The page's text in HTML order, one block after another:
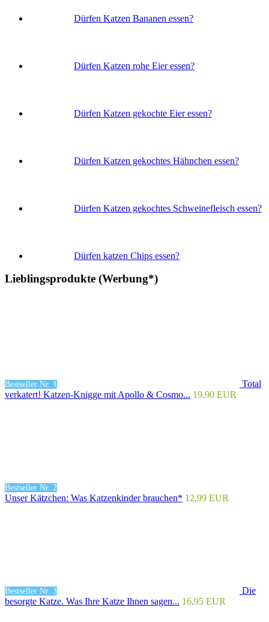
Dürfen Katzen Bananen essen?
Dürfen Katzen rohe Eier essen?
Dürfen Katzen gekochte Eier essen?
Dürfen Katzen gekochtes Hähnchen essen?
Dürfen Katzen gekochtes Schweinefleisch essen?
Dürfen katzen Chips essen?
Lieblingsprodukte (Werbung*)
Bestseller Nr. 1
Total
verkatert! Katzen-Knigge mit Apollo & Cosmo... 19,90 EUR
Bestseller Nr. 2
Unser Kätzchen: Was Katzenkinder brauchen* 12,99 EUR
Bestseller Nr. 3
Die
besorgte Katze. Was Ihre Katze Ihnen sagen... 16,95 EUR